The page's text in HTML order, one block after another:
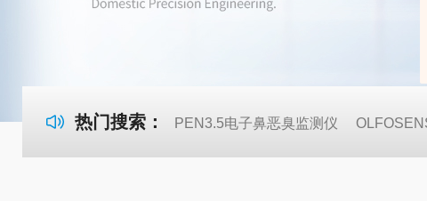
热门搜索： PEN3.5电子鼻恶臭监测仪